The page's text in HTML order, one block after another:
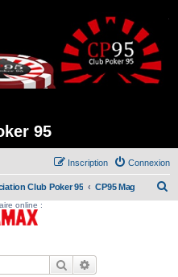
95
Connexion
Inscription
Club Poker 95 CP95 Mag
online :
Rechercher